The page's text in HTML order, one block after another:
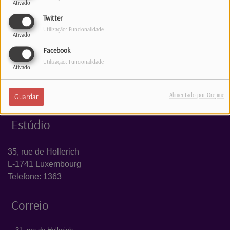
Ativado
Twitter
Ativado
Utilização: Funcionalidade
Facebook
Ativado
Utilização: Funcionalidade
Guardar Alimentado por Orejime
INICIAR SESSÃO
Estúdio
35, rue de Hollerich
L-1741 Luxembourg
Telefone: 1363
Correio